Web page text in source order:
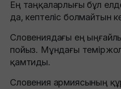
Ең таңқаларлығы бұл
да, кептеліс болмайтын
Словениядағы ең
пойыз. Мұндағы теміржол
қамтиды.
Словения армиясының